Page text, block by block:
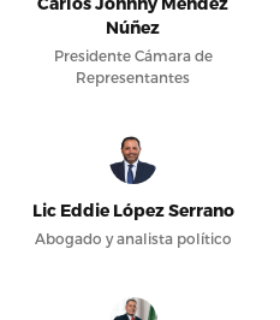
Núñez
Presidente Cámara de
Representantes
Lic Eddie López Serrano
Abogado y analista político